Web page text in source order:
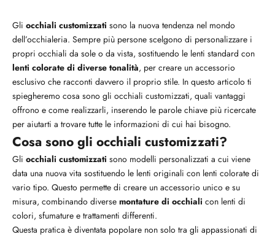
Gli occhiali customizzati sono la nuova tendenza nel mondo
dell’occhialeria. Sempre più persone scelgono di personalizzare i
propri occhiali da sole o da vista, sostituendo le lenti standard con
lenti colorate di diverse tonalità, per creare un accessorio
esclusivo che racconti davvero il proprio stile. In questo articolo ti
spiegheremo cosa sono gli occhiali customizzati, quali vantaggi
offrono e come realizzarli, inserendo le parole chiave più ricercate
per aiutarti a trovare tutte le informazioni di cui hai bisogno.
Cosa sono gli occhiali customizzati?
Gli occhiali customizzati sono modelli personalizzati a cui viene
data una nuova vita sostituendo le lenti originali con lenti colorate di
vario tipo. Questo permette di creare un accessorio unico e su
misura, combinando diverse montature di occhiali con lenti di
colori, sfumature e trattamenti differenti.
Questa pratica è diventata popolare non solo tra gli appassionati di